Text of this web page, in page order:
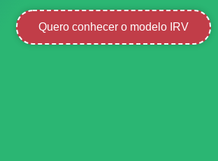
Quero conhecer o modelo IRV